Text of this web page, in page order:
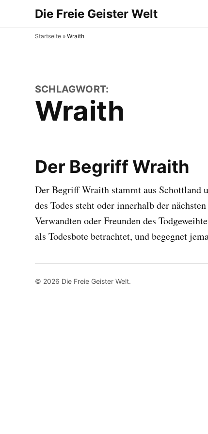
Die Freie Geister Welt
Gibt es Geister oder nicht
Startseite » Wraith
SCHLAGWORT:
Wraith
Der Begriff Wraith
Der Begriff Wraith stammt aus Schottland
des Todes steht oder innerhalb der
Verwandten oder Freunden des
als Todesbote betrachtet, und begegnet
© 2026 Die Freie Geister Welt.